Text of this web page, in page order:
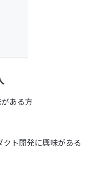
ある方
ト開発に興味がある